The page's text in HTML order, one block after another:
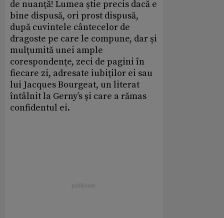
de nuanţă! Lumea ştie precis dacă e
bine dispusă, ori prost dispusă,
după cuvintele cântecelor de
dragoste pe care le compune, dar şi
mulţumită unei ample
corespondenţe, zeci de pagini în
fiecare zi, adresate iubiţilor ei sau
lui Jacques Bourgeat, un literat
întâlnit la Gerny’s şi care a rămas
confidentul ei.